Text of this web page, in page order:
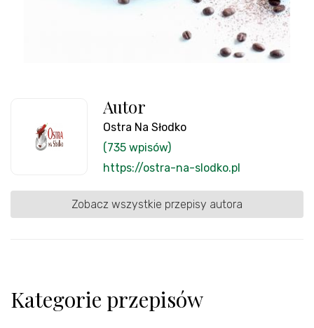
Autor
Ostra Na Słodko
(735 wpisów)
https://ostra-na-slodko.pl
Zobacz wszystkie przepisy autora
Kategorie przepisów